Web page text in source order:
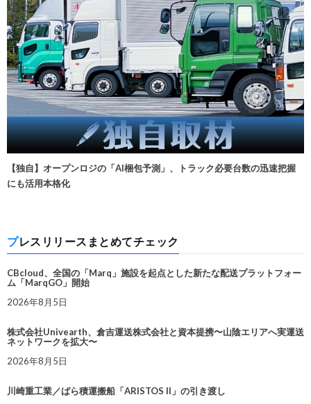
【独自】オープンロジの「AI梱包予測」、トラック必要台数の迅速把握
にも活用本格化
プレスリリースまとめてチェック
CBcloud、全国の「Marq」施設を起点とした新たな配送プラットフォー
ム「MarqGO」開始
2026年8月5日
株式会社Univearth、倉吉運送株式会社と資本提携〜山陰エリアへ実運送
ネットワークを拡大〜
2026年8月5日
川崎重工業／ばら積運搬船「ARISTOS II」の引き渡し